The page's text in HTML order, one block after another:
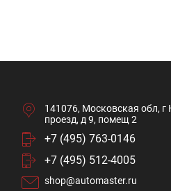
141076, Московская обл,
проезд, д 9, помещ 2
+7 (495) 763-0146
+7 (495) 512-4005
shop@automaster.ru